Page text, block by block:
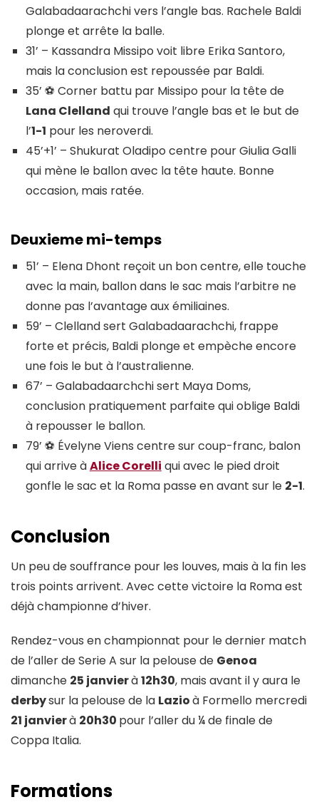
Galabadaarachchi vers l’angle bas. Rachele Baldi
plonge et arrête la balle.
31’ – Kassandra Missipo voit libre Erika Santoro,
mais la conclusion est repoussée par Baldi.
35’ ⚽ Corner battu par Missipo pour la tête de
Lana Clelland qui trouve l’angle bas et le but de
l’1-1 pour les neroverdi.
45’+1’ – Shukurat Oladipo centre pour Giulia Galli
qui mène le ballon avec la tête haute. Bonne
occasion, mais ratée.
Deuxieme mi-temps
51’ – Elena Dhont reçoit un bon centre, elle touche
avec la main, ballon dans le sac mais l’arbitre ne
donne pas l’avantage aux émiliaines.
59’ – Clelland sert Galabadaarachchi, frappe
forte et précis, Baldi plonge et empèche encore
une fois le but à l’australienne.
67’ – Galabadaarchchi sert Maya Doms,
conclusion pratiquement parfaite qui oblige Baldi
à repousser le ballon.
79’ ⚽ Évelyne Viens centre sur coup-franc, balon
qui arrive àAlice Corelli qui avec le pied droit
gonfle le sac et la Roma passe en avant sur le 2-1.
Conclusion
Un peu de souffrance pour les louves, mais à la fin les
trois points arrivent. Avec cette victoire la Roma est
déjà championne d’hiver.
Rendez-vous en championnat pour le dernier match
de l’aller de Serie A sur la pelouse de Genoa
dimanche 25 janvierà12h30, mais avant il y aura le
derbysur la pelouse de la Lazioà Formello mercredi
21 janvierà 20h30 pour l’aller du ¼ de finale de
Coppa Italia.
Formations